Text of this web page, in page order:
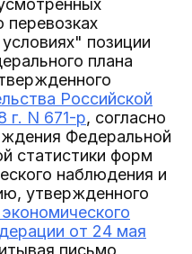
перевозках
позиции
плана
Российской
г. N 671-р, согласно
Федеральной
статистики форм
наблюдения и
утвержденного
от 24 мая
письмо